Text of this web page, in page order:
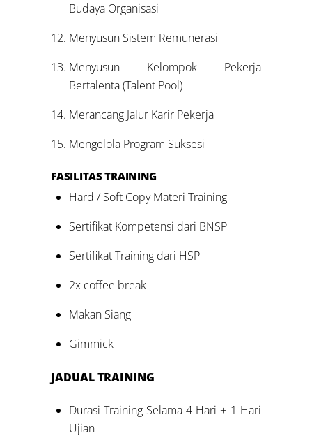
Budaya Organisasi
Menyusun Sistem Remunerasi
Menyusun Kelompok Pekerja
Bertalenta (Talent Pool)
Merancang Jalur Karir Pekerja
Mengelola Program Suksesi
FASILITASTRAINING
Hard / Soft Copy Materi Training
Sertifikat Kompetensi dari BNSP
Sertifikat Training dari HSP
2x coffee break
Makan Siang
Gimmick
JADUALTRAINING
Durasi Training Selama 4 Hari + 1 Hari
Ujian